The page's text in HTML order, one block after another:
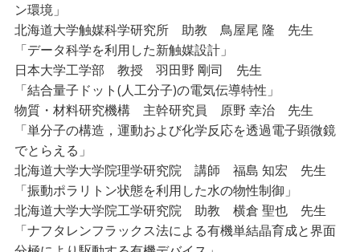
ン環境」
北海道大学触媒科学研究所 助教 鳥屋尾 隆 先生
「データ科学を利用した新触媒設計」
日本大学工学部 教授 羽田野 剛司 先生
「結合量子ドット(人工分子)の電気伝導特性」
物質・材料研究機構 主幹研究員 原野 幸治 先生
「単分子の構造，運動および化学反応を透過電子顕微鏡
でとらえる」
北海道大学大学院理学研究院 講師 福島 知宏 先生
「振動ポラリトン状態を利用した水の物性制御」
北海道大学大学院工学研究院 助教 横倉 聖也 先生
「ナフタレンフラックス法による有機単結晶育成と界面